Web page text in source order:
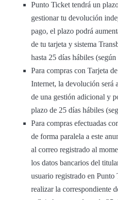
Punto Ticket tendrá un
gestionar tu devolución
pago, el plazo podrá
de tu tarjeta y sistema
hasta 25 días hábiles
Para compras con Tarjeta
Internet, la devolución será
de una gestión adicional y
plazo de 25 días hábiles
Para compras efectuadas
de forma paralela a este
al correo registrado al
los datos bancarios del
usuario registrado en Punto
realizar la correspondiente